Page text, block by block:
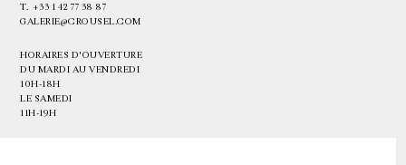
T. +33 1 42 77 38 87
GALERIE@CROUSEL.COM
HORAIRES D'OUVERTURE
DU MARDI AU VENDREDI
10H-18H
LE SAMEDI
11H-19H